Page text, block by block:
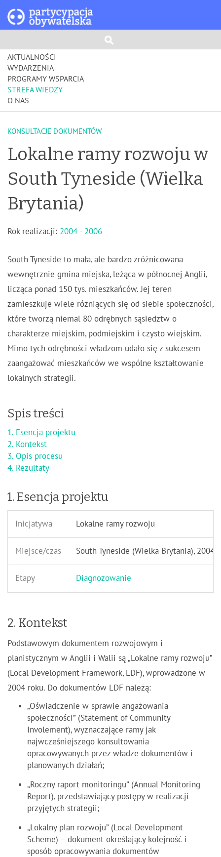
AKTUALNOŚCI
WYDARZENIA
PROGRAMY WSPARCIA
STREFA WIEDZY
O NAS
KONSULTACJE DOKUMENTÓW
Lokalne ramy rozwoju w
South Tyneside (Wielka
Brytania)
Rok realizacji: 2004 - 2006
South Tyneside to mała, ale bardzo zróżnicowana
wewnętrznie gmina miejska, leżąca w północnej Anglii,
licząca ponad 150 tys. mieszkańców. Jej teren
zamieszkuje wiele różniących się od siebie społeczności,
które tworzą niemal 80 odrębnych sąsiedztw o
charakterze miejskim, podmiejskim i czysto wiejskim.
Mimo tych odrębności władzom udało się z sukcesem
zaangażować mieszkańców we wspólne kształtowanie
lokalnych strategii.
Spis treści
1. Esencja projektu
2. Kontekst
3. Opis procesu
4. Rezultaty
1. Esencja projektu
Inicjatywa Lokalne ramy rozwoju
Miejsce/czas South Tyneside (Wielka Brytania),
Etapy Diagnozowanie
2. Kontekst
Podstawowym dokumentem rozwojowym i
planistycznym w Anglii i Walii są „Lokalne ramy rozwoju”
(Local Development Framework, LDF), wprowadzone w
2004 roku. Do dokumentów LDF należą:
„Oświadczenie w sprawie angażowania
społeczności” (Statement of Community
Involement), wyznaczające ramy jak
najwcześniejszego konsultowania
opracowywanych przez władze dokumentów i
planowanych działań;
„Roczny raport monitoringu” (Annual Monitoring
Report), przedstawiający postępy w realizacji
przyjętych strategii;
„Lokalny plan rozwoju” (Local Development
Scheme) – dokument określający kolejność i
sposób opracowywania dokumentów